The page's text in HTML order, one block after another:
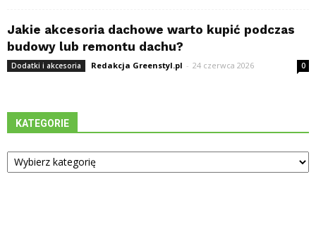
Jakie akcesoria dachowe warto kupić podczas
budowy lub remontu dachu?
Dodatki i akcesoria Redakcja Greenstyl.pl - 24 czerwca 2026 0
KATEGORIE
Kategorie